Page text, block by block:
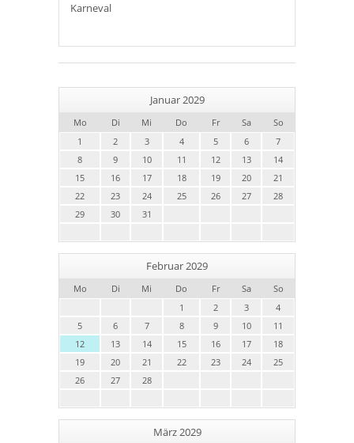
Karneval
Januar 2029
Mo Di Mi Do Fr Sa
So
1
2 3 4 5 6
7
8
9 10 11 12 13
14
15
16 17 18 19 20
21
22
23 24 25 26 27
28
29
30 31
Februar 2029
Mo Di Mi Do Fr Sa
So
1
2 3
4
5
6 7 8 9 10
11
12
13 14 15 16 17
18
19
20 21 22 23 24
25
26
27 28
März 2029